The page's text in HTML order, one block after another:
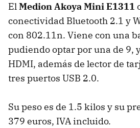
ElMedion Akoya Mini E1311
conectividad Bluetooth 2.1 y
con 802.11n. Viene con una
pudiendo optar por una de 9,
HDMI, además de lector de
tres puertos USB 2.0.
Su peso es de 1.5 kilos y su
379 euros, IVA incluido.